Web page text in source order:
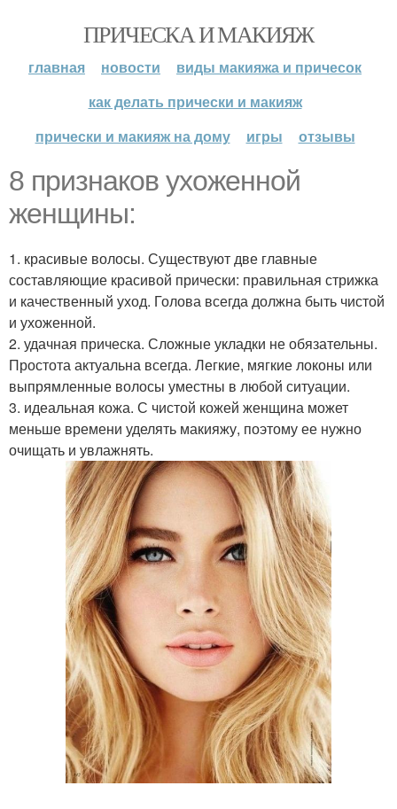
ПРИЧЕСКА И МАКИЯЖ
главная новости
виды макияжа и причесок
как делать прически и макияж
прически и макияж на дому
игры отзывы
8 признаков ухоженной
женщины:
1. красивые волосы. Существуют две главные
составляющие красивой прически: правильная стрижка
и качественный уход. Голова всегда должна быть чистой
и ухоженной.
2. удачная прическа. Сложные укладки не обязательны.
Простота актуальна всегда. Легкие, мягкие локоны или
выпрямленные волосы уместны в любой ситуации.
3. идеальная кожа. С чистой кожей женщина может
меньше времени уделять макияжу, поэтому ее нужно
очищать и увлажнять.